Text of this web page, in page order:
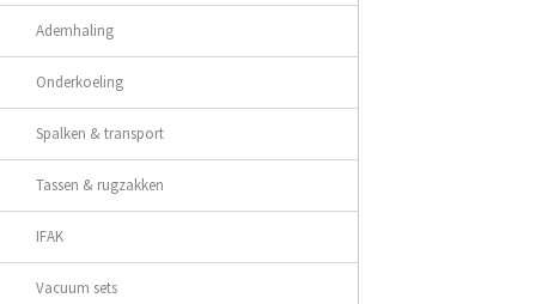
Ademhaling
Onderkoeling
Spalken & transport
Tassen & rugzakken
IFAK
Vacuum sets